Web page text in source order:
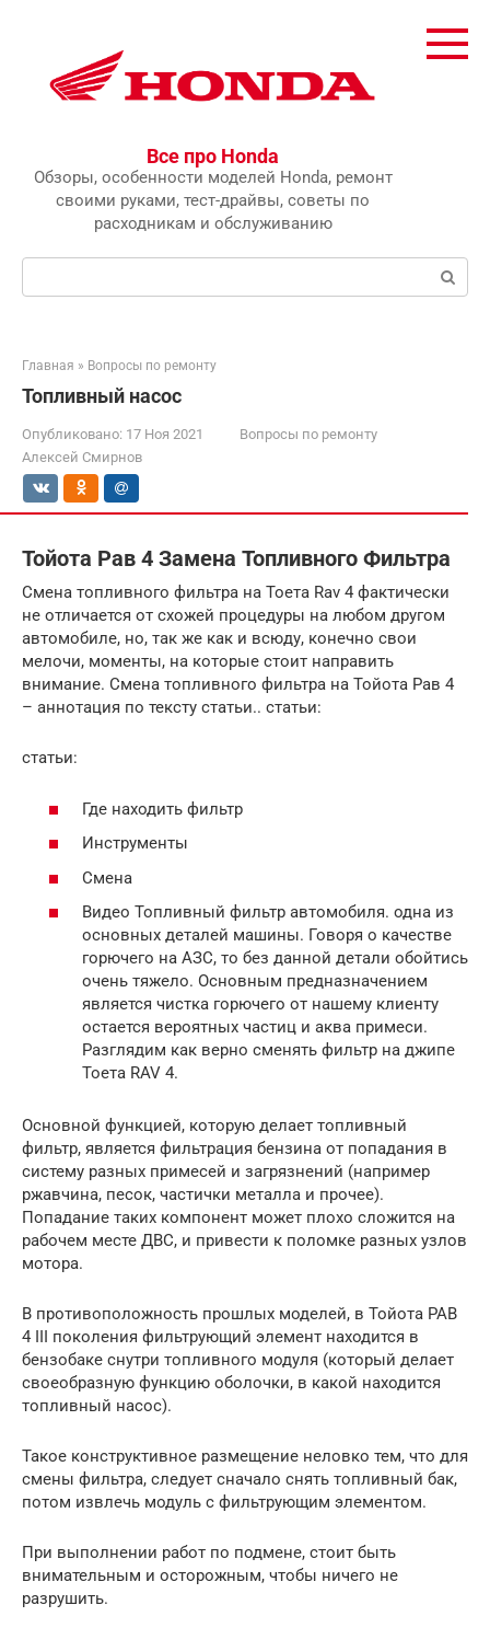
Все про Honda
Обзоры, особенности моделей Honda, ремонт
своими руками, тест-драйвы, советы по
расходникам и обслуживанию
Главная » Вопросы по ремонту
Топливный насос
Опубликовано: 17 Ноя 2021
Вопросы по ремонту
Алексей Смирнов
Тойота Рав 4 Замена Топливного Фильтра
Смена топливного фильтра на Тоета Rav 4 фактически
не отличается от схожей процедуры на любом другом
автомобиле, но, так же как и всюду, конечно свои
мелочи, моменты, на которые стоит направить
внимание. Смена топливного фильтра на Тойота Рав 4
– аннотация по тексту статьи.. статьи:
статьи:
Где находить фильтр
Инструменты
Смена
Видео Топливный фильтр автомобиля. одна из
основных деталей машины. Говоря о качестве
горючего на АЗС, то без данной детали обойтись
очень тяжело. Основным предназначением
является чистка горючего от нашему клиенту
остается вероятных частиц и аква примеси.
Разглядим как верно сменять фильтр на джипе
Тоета RAV 4.
Основной функцией, которую делает топливный
фильтр, является фильтрация бензина от попадания в
систему разных примесей и загрязнений (например
ржавчина, песок, частички металла и прочее).
Попадание таких компонент может плохо сложится на
рабочем месте ДВС, и привести к поломке разных узлов
мотора.
В противоположность прошлых моделей, в Тойота РАВ
4 III поколения фильтрующий элемент находится в
бензобаке снутри топливного модуля (который делает
своеобразную функцию оболочки, в какой находится
топливный насос).
Такое конструктивное размещение неловко тем, что для
смены фильтра, следует сначало снять топливный бак,
потом извлечь модуль с фильтрующим элементом.
При выполнении работ по подмене, стоит быть
внимательным и осторожным, чтобы ничего не
разрушить.